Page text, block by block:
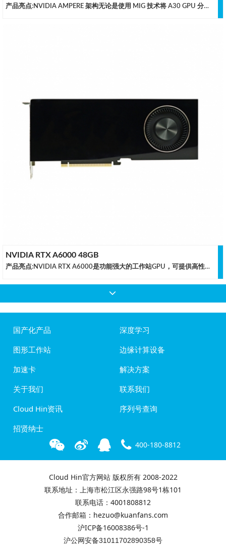
产品亮点:NVIDIA AMPERE 架构无论是使用 MIG 技术将 A30 GPU 分割为较小的实例，还是使用 NVIDIA® NVLink® 连接多个GPU 以加速更大规模的工作负载，A30 均可轻松满足多种规模的加速需求，从小型作业到大型多节点工作负载都无一例外。A30 功能全面，这意味着 IT 经理可借此在主流服务器上充分利用数据中心内的每个 GPU，昼夜不停歇。第三代 TENSOR CO
NVIDIA RTX A6000 48GB
产品亮点:NVIDIA RTX A6000是功能强大的工作站GPU，可提供高性能的即时光线追踪，AI加速计算和专业图形渲染。NVIDIA的Ampere架构的CUDA核心带来高达2倍的单精度浮点（FP32），相比上一代的吞吐量，为显卡提供了显著的效能改进工作流程，如3D模型的开发和计算的工作负载。 RTX A6000启用两个FP32主要数据路径，从而使FP32峰值运算次数增加了一倍。规格参数GPU
国产化产品
深度学习
图形工作站
边缘计算设备
加速卡
解决方案
关于我们
联系我们
Cloud Hin资讯
序列号查询
招贤纳士
400-180-8812
Cloud Hin官方网站 版权所有 2008-2022
联系地址：上海市松江区永强路98号1栋101
联系电话：4001808812
合作邮箱：hezuo@kuanfans.com
沪ICP备16008386号-1
沪公网安备31011702890358号